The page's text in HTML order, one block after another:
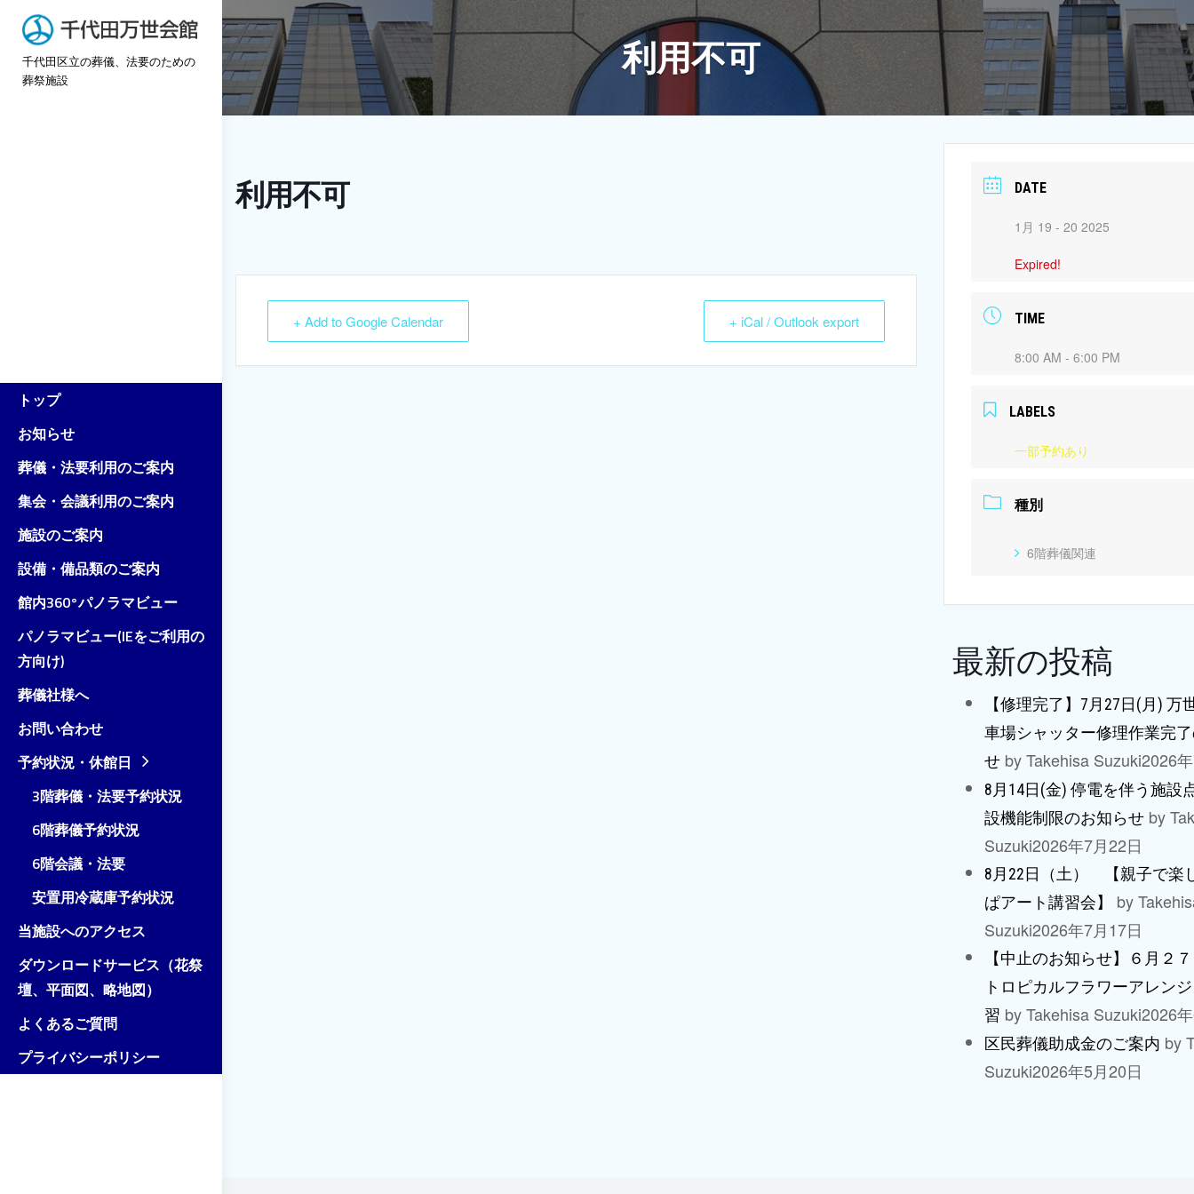
Skip
content
千代田区立の葬儀、法要のための
葬祭施設
トップ
お知らせ
葬儀・法要利用のご案内
集会・会議利用のご案内
施設のご案内
設備・備品類のご案内
館内360°パノラマビュー
パノラマビュー(IEをご利用の
方向け)
葬儀社様へ
お問い合わせ
予約状況・休館日
3階葬儀・法要予約状況
6階葬儀予約状況
6階会議・法要
安置用冷蔵庫予約状況
当施設へのアクセス
ダウンロードサービス（花祭
壇、平面図、略地図）
よくあるご質問
プライバシーポリシー
利用不可
利用不可
+ Add to Google Calendar + iCal / Outlook export
DATE
1月 19 - 20 2025
Expired!
TIME
8:00 AM - 6:00 PM
LABELS
一部予約あり
種別
6階葬儀関連
最新の投稿
【修理完了】7月27日(月) 万
車場シャッター修理作業完
せ by Takehisa Suzuki2026
8月14日(金) 停電を伴う施設
設機能制限のお知らせ by
Suzuki2026年7月22日
8月22日（土） 【親子で楽
ぱアート講習会】
by
Suzuki2026年7月17日
【中止のお知らせ】６月２
トロピカルフラワーアレン
習 by Takehisa Suzuki2026
区民葬儀助成金のご案内 by
Suzuki2026年5月20日